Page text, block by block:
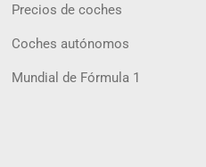
Precios de coches
Coches autónomos
Mundial de Fórmula 1